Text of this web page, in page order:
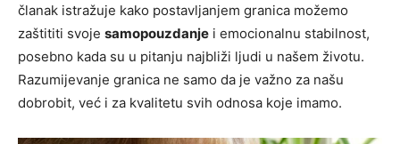
članak istražuje kako postavljanjem granica možemo
zaštititi svoje samopouzdanje i emocionalnu stabilnost,
posebno kada su u pitanju najbliži ljudi u našem životu.
Razumijevanje granica ne samo da je važno za našu
dobrobit, već i za kvalitetu svih odnosa koje imamo.